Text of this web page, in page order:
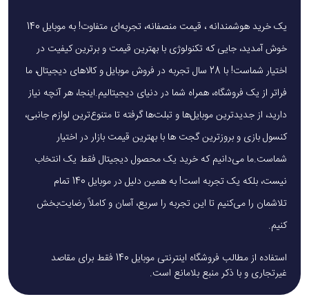
یک خرید هوشمندانه ، قیمت منصفانه، تجربه‌ای متفاوت! به موبایل 140
خوش آمدید، جایی که تکنولوژی با بهترین قیمت و برترین کیفیت در
اختیار شماست! با 28 سال تجربه در فروش موبایل و کالاهای دیجیتال، ما
فراتر از یک فروشگاه، همراه شما در دنیای دیجیتالیم.اینجا، هر آنچه نیاز
دارید، از جدیدترین موبایل‌ها و تبلت‌ها گرفته تا متنوع‌ترین لوازم جانبی،
کنسول بازی و بروزترین گجت ها با بهترین قیمت بازار در اختیار
شماست.ما می‌دانیم که خرید یک محصول دیجیتال فقط یک انتخاب
نیست، بلکه یک تجربه است! به همین دلیل در موبایل 140 تمام
تلاشمان را می‌کنیم تا این تجربه را سریع، آسان و کاملاً رضایت‌بخش
کنیم.
استفاده از مطالب فروشگاه اینترنتی موبایل 140 فقط برای مقاصد
غیرتجاری و با ذکر منبع بلامانع است.